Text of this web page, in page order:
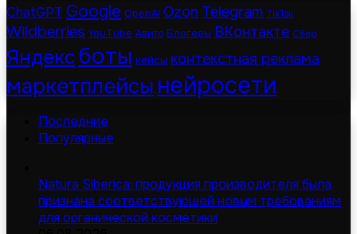
ChatGPT Google OpenAI Ozon Telegram TikTok
Wildberries YouTube Авито Блогеры ВКонтакте Сбер
Яндексботы кейсы контекстная реклама
маркетплейсы нейросети
Последние
Популярные
Natura Siberica: продукция производителя была
признана соответствующей новым требованиям
для органической косметики